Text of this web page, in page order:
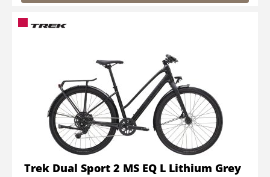
Trek Dual Sport 2 MS EQ L Lithium Grey